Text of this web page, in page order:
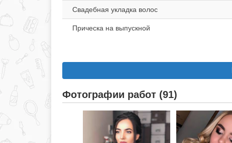
Свадебная укладка волос
Прическа на выпускной
Фотографии работ (91)